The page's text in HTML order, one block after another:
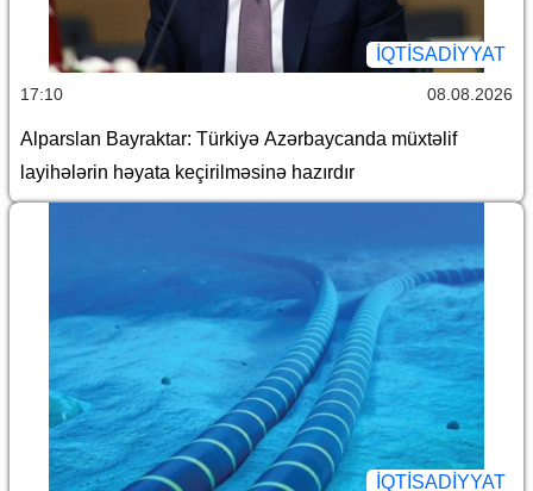
İQTİSADİYYAT
17:10 08.08.2026
Alparslan Bayraktar: Türkiyə Azərbaycanda müxtəlif
layihələrin həyata keçirilməsinə hazırdır
İQTİSADİYYAT